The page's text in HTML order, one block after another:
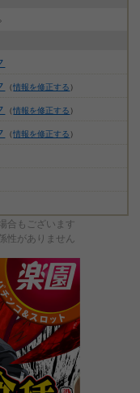
（情報を修正する ）
（情報を修正する ）
（情報を修正する ）
合もございます
性がありません